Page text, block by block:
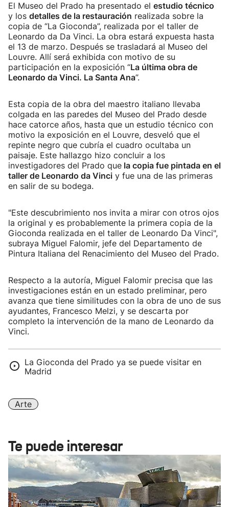
El Museo del Prado ha presentado el estudio técnico
y los detalles de la restauración realizada sobre la
copia de “La Gioconda”, realizada por el taller de
Leonardo da Da Vinci. La obra estará expuesta hasta
el 13 de marzo. Después se trasladará al Museo del
Louvre. Allí será exhibida con motivo de su
participación en la exposición “La última obra de
Leonardo da Vinci. La Santa Ana”.
Esta copia de la obra del maestro italiano llevaba
colgada en las paredes del Museo del Prado desde
hace catorce años, hasta que un estudio técnico con
motivo la exposición en el Louvre, desveló que el
repinte negro que cubría el cuadro ocultaba un
paisaje. Este hallazgo hizo concluir a los
investigadores del Prado que la copia fue pintada en el
taller de Leonardo da Vinci y fue una de las primeras
en salir de su bodega.
"Este descubrimiento nos invita a mirar con otros ojos
la original y es probablemente la primera copia de la
Gioconda realizada en el taller de Leonardo Da Vinci",
subraya Miguel Falomir, jefe del Departamento de
Pintura Italiana del Renacimiento del Museo del Prado.
Respecto a la autoría, Miguel Falomir precisa que las
investigaciones están en un estado preliminar, pero
avanza que tiene similitudes con la obra de uno de sus
ayudantes, Francesco Melzi, y se descarta por
completo la intervención de la mano de Leonardo da
Vinci.
La Gioconda del Prado ya se puede visitar en
Madrid
Arte
Te puede interesar